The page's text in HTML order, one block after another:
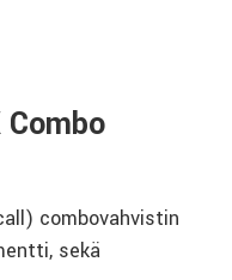
Combo
combovahvistin
sekä